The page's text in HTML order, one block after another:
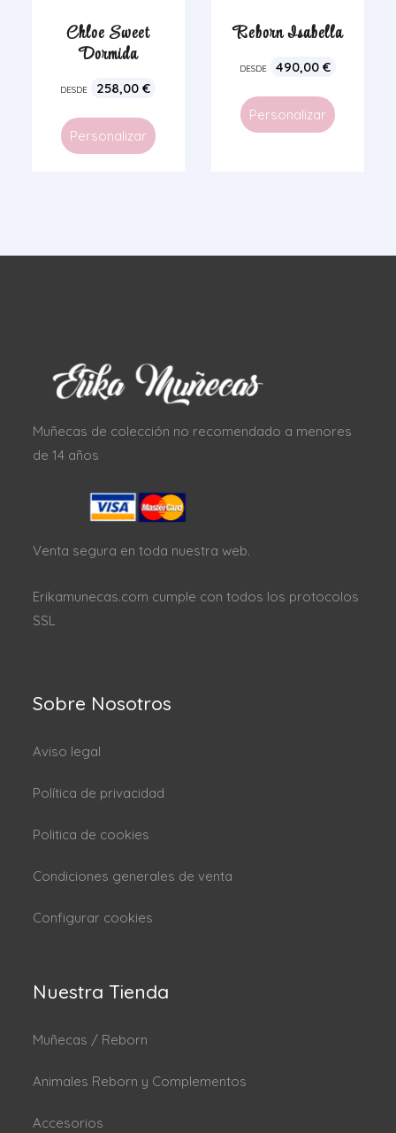
Chloe Sweet
Dormida
DESDE 258,00€
Personalizar
Reborn Isabella
DESDE 490,00€
Personalizar
Muñecas de colección no recomendado a menores
de 14 años
Venta segura en toda nuestra web.
Erikamunecas.com cumple con todos los protocolos
SSL
Sobre Nosotros
Aviso legal
Política de privacidad
Politica de cookies
Condiciones generales de venta
Configurar cookies
Nuestra Tienda
Muñecas / Reborn
Animales Reborn y Complementos
Accesorios